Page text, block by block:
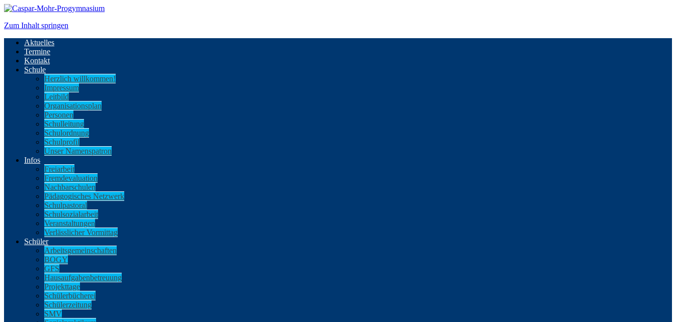
Zum Inhalt springen
Aktuelles
Termine
Kontakt
Schule
Herzlich willkommen!
Impressum
Leitbild
Organisationsplan
Personen
Schulleitung
Schulordnung
Schulprofil
Unser Namenspatron
Infos
Freiarbeit
Fremdevaluation
Nachbarschulen
Pädagogisches Netzwerk
Schulpastoral
Schulsozialarbeit
Veranstaltungen
Verlässlicher Vormittag
Schüler
Arbeitsgemeinschaften
BOGY
GFS
Hausaufgabenbetreuung
Projekttage
Schülerbücherei
Schülerzeitung
SMV